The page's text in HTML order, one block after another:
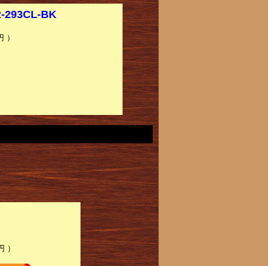
293CL-BK
）
）